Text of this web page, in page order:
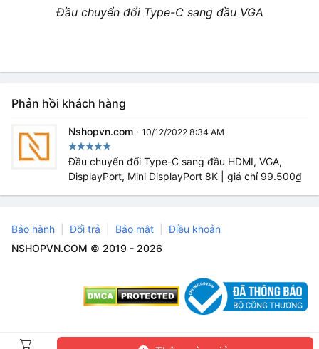
Đầu chuyển đổi Type-C sang đầu VGA
Phản hồi khách hàng
Nshopvn.com · 10/12/2022 8:34 AM
Đầu chuyển đổi Type-C sang đầu HDMI, VGA,
DisplayPort, Mini DisplayPort 8K | giá chỉ 99.500₫
Bảo hành Đổi trả Bảo mật
Điều khoản
NSHOPVN.COM © 2019 - 2026